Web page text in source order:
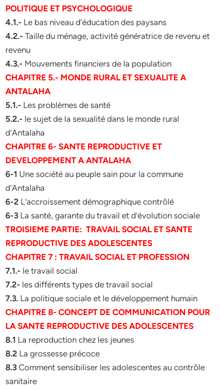
POLITIQUE ET PSYCHOLOGIQUE
4.1.- Le bas niveau d’éducation des paysans
4.2.- Taille du ménage, activité génératrice de revenu et
revenu
4.3.- Mouvements financiers de la population
CHAPITRE 5.- MONDE RURAL ET SEXUALITE A
ANTALAHA
5.1.- Les problèmes de santé
5.2.- le sujet de la sexualité dans le monde rural
d’Antalaha
CHAPITRE 6- SANTE REPRODUCTIVE ET
DEVELOPPEMENT A ANTALAHA
6-1 Une société au peuple sain pour la commune
d’Antalaha
6-2 L’accroissement démographique contrôlé
6-3 La santé, garante du travail et d’évolution sociale
TROISIEME PARTIE: TRAVAIL SOCIAL ET SANTE
REPRODUCTIVE DES ADOLESCENTES
CHAPITRE 7 : TRAVAIL SOCIAL ET PROFESSION
7.1.- le travail social
7.2- les différents types de travail social
7.3. La politique sociale et le développement humain
CHAPITRE 8- CONCEPT DE COMMUNICATION POUR
LA SANTE REPRODUCTIVE DES ADOLESCENTES
8.1 La reproduction chez les jeunes
8.2 La grossesse précoce
8.3 Comment sensibiliser les adolescentes au contrôle
sanitaire